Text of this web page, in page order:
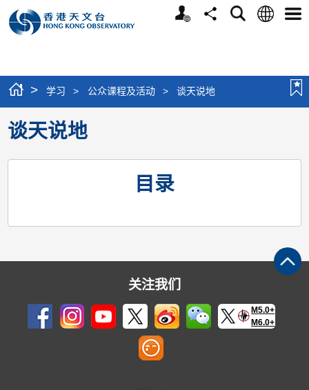
个
分
搜
语
选
> 学习 > 公众课程及活动 > 谈天说地
谈天说地
目录
关注我们
M5.0+
M6.0+